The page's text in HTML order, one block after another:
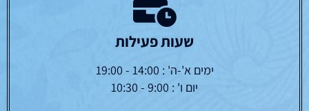
שעות פעילות
ימים א'-ה' : 14:00 - 19:00
יום ו' : 9:00 - 10:30